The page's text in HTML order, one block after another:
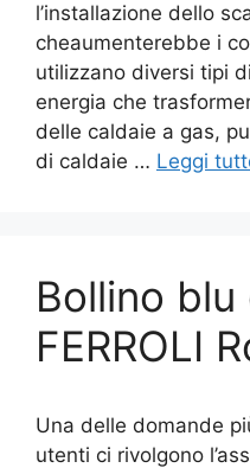
l’installazione dello
cheaumenterebbe i
utilizzano diversi tipi
energia che
delle caldaie a gas,
di caldaie … Leggi
Bollino
FERROLI
Una delle domande
utenti ci rivolgono